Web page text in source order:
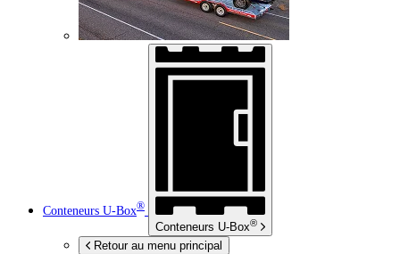
Conteneurs U-Box®
Conteneurs U-Box®
Retour au menu principal